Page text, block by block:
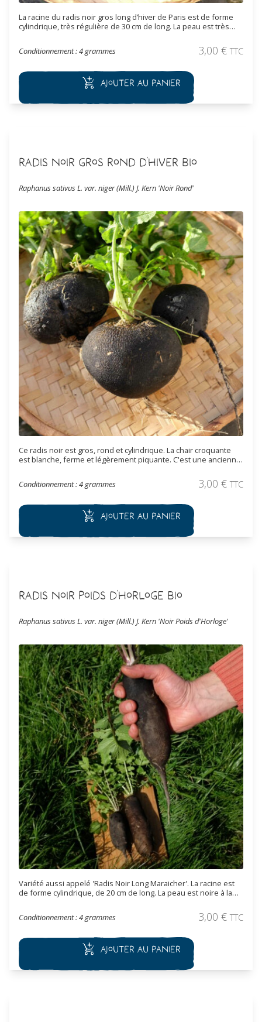
La racine du radis noir gros long d’hiver de Paris est de forme
cylindrique, très régulière de 30 cm de long. La peau est très
Conditionnement : 4 grammes
3,00 € TTC
Ajouter au panier
Radis Noir Gros Rond d'Hiver Bio
Raphanus sativus L. var. niger (Mill.) J. Kern 'Noir Rond'
Ce radis noir est gros, rond et cylindrique. La chair croquante
est blanche, ferme et légèrement piquante. C'est une ancienne
Conditionnement : 4 grammes
3,00 € TTC
Ajouter au panier
Radis Noir Poids d’Horloge Bio
Raphanus sativus L. var. niger (Mill.) J. Kern 'Noir Poids d'Horloge'
Variété aussi appelé 'Radis Noir Long Maraicher'. La racine est
de forme cylindrique, de 20 cm de long. La peau est noire à la
Conditionnement : 4 grammes 3,00 € TTC
Ajouter au panier